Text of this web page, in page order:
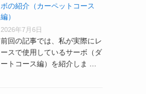
ボの紹介（カーペットコース
編）
2026年7月6日
前回の記事では、私が実際にレ
ースで使用しているサーボ（ダ
ートコース編）を紹介しま …